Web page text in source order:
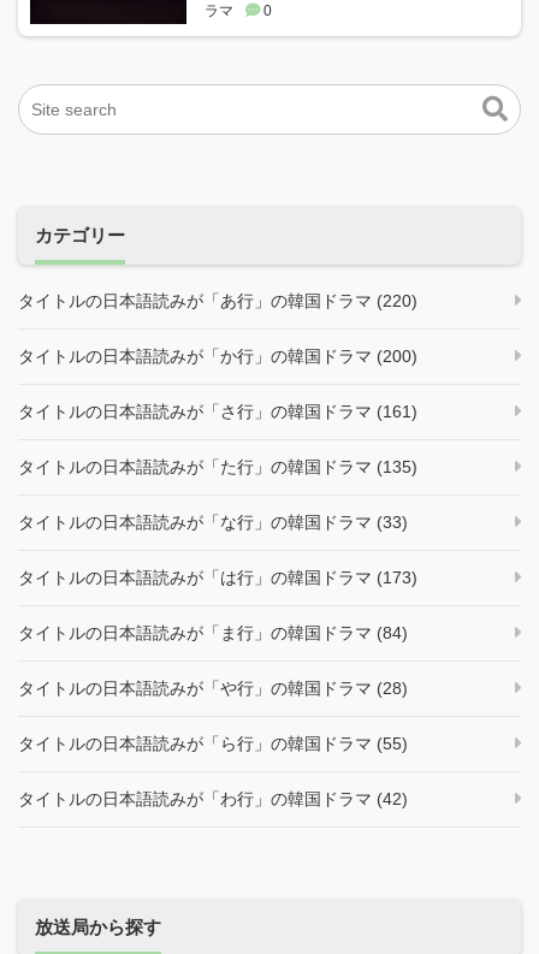
ラマ
0
カテゴリー
タイトルの日本語読みが「あ行」の韓国ドラマ (220)
タイトルの日本語読みが「か行」の韓国ドラマ (200)
タイトルの日本語読みが「さ行」の韓国ドラマ (161)
タイトルの日本語読みが「た行」の韓国ドラマ (135)
タイトルの日本語読みが「な行」の韓国ドラマ (33)
タイトルの日本語読みが「は行」の韓国ドラマ (173)
タイトルの日本語読みが「ま行」の韓国ドラマ (84)
タイトルの日本語読みが「や行」の韓国ドラマ (28)
タイトルの日本語読みが「ら行」の韓国ドラマ (55)
タイトルの日本語読みが「わ行」の韓国ドラマ (42)
放送局から探す